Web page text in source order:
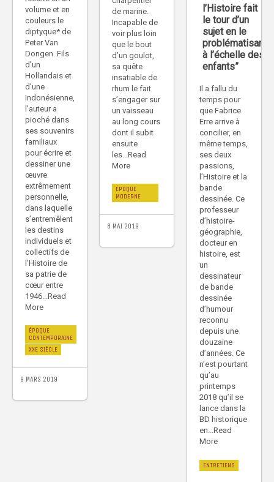
de marine.
Incapable de
voir plus loin
que le bout
d’un goulot,
sa quête
insatiable de
rhum le fait
s’engager sur
un vaisseau
au long cours
dont il subit
ensuite
les...Read
More
ÉPOQUE
MODERNE
8 MAI 2019
volume et en
couleurs le
diptyque* de
Peter Van
Dongen. Fils
d’un
Hollandais et
d’une
Indonésienne,
l’auteur a
pioché dans
ses souvenirs
familiaux
pour écrire et
dessiner une
œuvre
extrêmement
personnelle,
dans laquelle
s’entremêlent
les destins
individuels et
collectifs de
l’Histoire de
sa patrie de
cœur entre
1946...Read
More
ÉPOQUE
CONTEMPORAINE
XXE SIÈCLE
9 MARS 2019
l’Histoire fait
le tour d’un
sujet en le
problématisant
à l’échelle des
enfants”
Il a fallu du
temps pour
que Fabrice
Erre arrive à
concilier, en
même temps,
ses deux
passions,
l’Histoire et la
bande
dessinée. Ce
professeur
d’histoire-
géographie,
docteur en
histoire, est
un
dessinateur
de bande
dessinée
d’humour
reconnu
depuis une
douzaine
d’années. Ce
n’est pourtant
qu’au
printemps
2018 qu’il se
lance dans la
BD historique
en...Read
More
ENTRETIENS